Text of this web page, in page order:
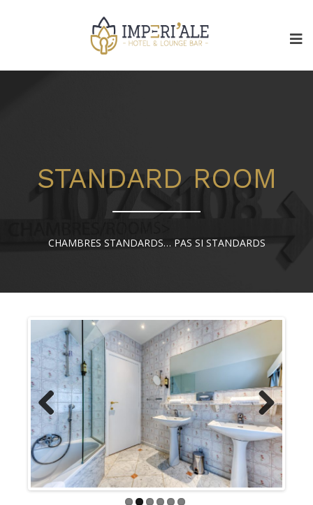
STANDARD ROOM
CHAMBRES STANDARDS… PAS SI STANDARDS
Previous Next